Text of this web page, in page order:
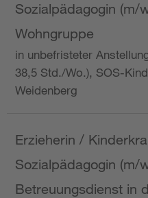
Sozialpädagogin (m/
Wohngruppe
in unbefristeter
38,5 Std./Wo.), SOS-
Weidenberg
Erzieherin /
Sozialpädagogin (m/
Betreuungsdienst in